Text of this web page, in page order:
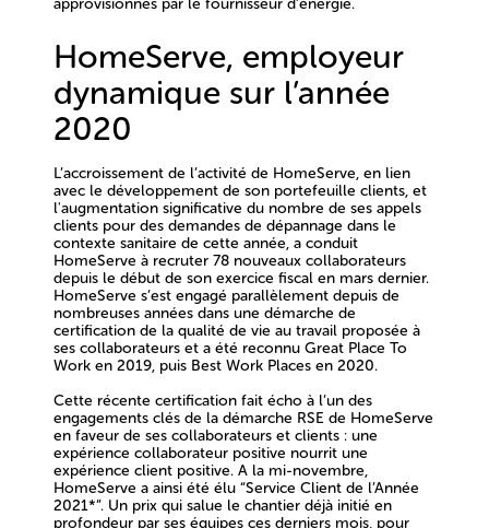
HomeServe, employeur
dynamique sur l’année
2020
L’accroissement de l’activité de HomeServe, en lien
avec le développement de son portefeuille clients, et
l'augmentation significative du nombre de ses appels
clients pour des demandes de dépannage dans le
contexte sanitaire de cette année, a conduit
HomeServe à recruter 78 nouveaux collaborateurs
depuis le début de son exercice fiscal en mars dernier.
HomeServe s’est engagé parallèlement depuis de
nombreuses années dans une démarche de
certification de la qualité de vie au travail proposée à
ses collaborateurs et a été reconnu Great Place To
Work en 2019, puis Best Work Places en 2020.
Cette récente certification fait écho à l’un des
engagements clés de la démarche RSE de HomeServe
en faveur de ses collaborateurs et clients : une
expérience collaborateur positive nourrit une
expérience client positive. A la mi-novembre,
HomeServe a ainsi été élu “Service Client de l’Année
2021*”. Un prix qui salue le chantier déjà initié en
profondeur par ses équipes ces derniers mois, pour